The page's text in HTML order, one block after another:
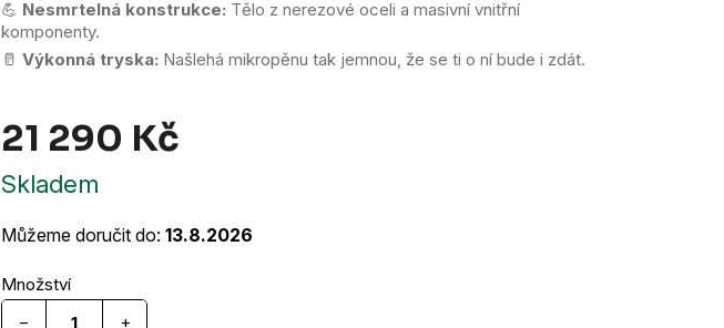
💪 Nesmrtelná konstrukce: Tělo z nerezové oceli a masivní vnitřní
komponenty.
🥛 Výkonná tryska: Našlehá mikropěnu tak jemnou, že se ti o ní bude i zdát.
21 290 Kč
Skladem
Můžeme doručit do: 13.8.2026
+
−